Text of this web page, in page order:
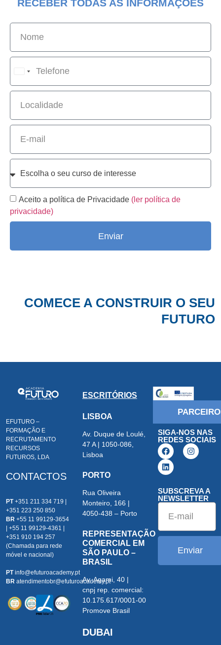
RECEBER TODAS AS INFORMAÇÕES
Portugal
+351
Aceito a política de Privacidade (ler política de
privacidade)
Enviar
COMECE A CONSTRUIR O SEU
FUTURO
EFUTURO –
FORMAÇÃO E
RECRUTAMENTO
RECURSOS
FUTUROS, LDA
CONTACTOS
PT+351 211 334 719 |
+351 223 250 850
BR +55 11 99129-3654
| +55 11 99129-4361 |
+351 910 194 257
(Chamada para rede
móvel e nacional)
PT info@efuturoacademy.pt
BR atendimentobr@efuturoacademy.pt
ESCRITÓRIOS
LISBOA
Av. Duque de Loulé,
47 A | 1050-086,
Lisboa
PORTO
Rua Oliveira
Monteiro, 166 |
4050-438 – Porto
REPRESENTAÇÃO
COMERCIAL EM
SÃO PAULO –
BRASIL
Av. Agami, 40 |
cnpj rep. comercial:
10.175.617/0001-00
Promove Brasil
DUBAI
SIGA-NOS NAS
REDES SOCIAIS
SUBSCREVA A
NEWSLETTER
Enviar